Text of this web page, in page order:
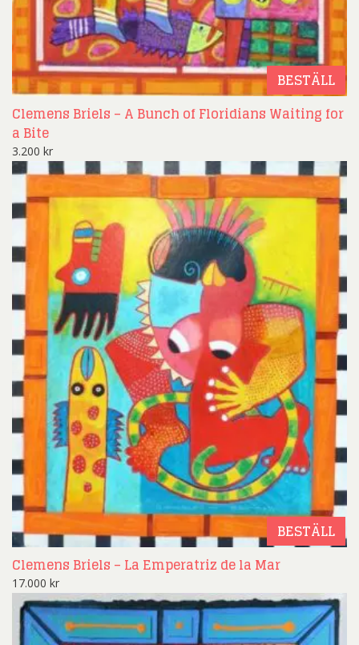
BESTÄLL
Clemens Briels – A Bunch of Floridians Waiting for
a Bite
3.200 kr
BESTÄLL
Clemens Briels – La Emperatriz de la Mar
17.000 kr